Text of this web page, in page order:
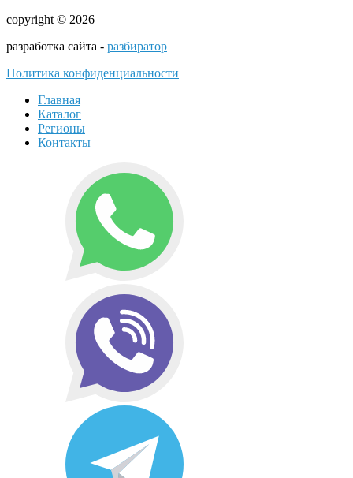
copyright © 2026
разработка сайта - разбиратор
Политика конфиденциальности
Главная
Каталог
Регионы
Контакты